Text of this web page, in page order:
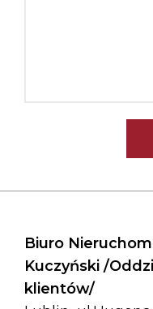
Biuro
Kuczyński /
klientów/